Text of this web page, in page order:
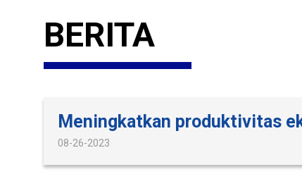
BERITA
Meningkatkan produktivitas
08-26-2023